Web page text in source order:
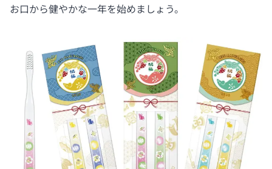
お口から健やかな一年を始めましょう。